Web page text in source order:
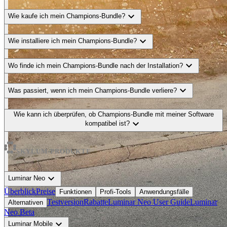
Wie kaufe ich mein Сhampions-Bundle? expand_more
Wie installiere ich mein Сhampions-Bundle? expand_more
Wo finde ich mein Сhampions-Bundle nach der Installation? expand_more
Was passiert, wenn ich mein Сhampions-Bundle verliere? expand_more
Wie kann ich überprüfen, ob Сhampions-Bundle mit meiner Software
kompatibel ist? expand_more
SKYLUM-PRODUKTE
Luminar Neo expand_more
ÜberblickPreise Funktionen Profi-Tools
Anwendungsfälle
Alternativen TestversionRabatteLuminar Neo User GuideLuminar
Neo Beta
Luminar Mobile